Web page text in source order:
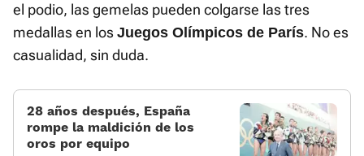
el podio, las gemelas pueden colgarse las tres
medallas en los Juegos Olímpicos de París. No es
casualidad, sin duda.
28 años después, España
rompe la maldición de los
oros por equipo